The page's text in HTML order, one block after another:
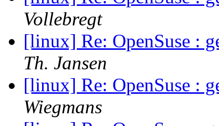
Vollebregt
[linux] Re: OpenSuse :
Th. Jansen
[linux] Re: OpenSuse :
Wiegmans